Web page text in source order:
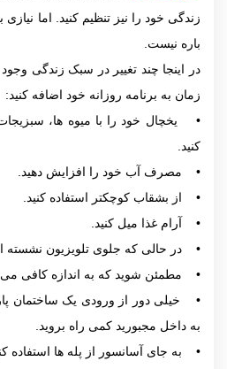
زندگی خود را نیز تنظیم کنید. اما
باره نیست.
در اینجا چند تغییر در سبک زندگی
زمان به برنامه روزانه خود اضافه کنید:
• یخچال خود را با میوه ها،
کنید.
• مصرف آب خود را افزایش دهید.
• از بشقاب کوچکتر استفاده کنید.
• آرام غذا میل کنید.
• در حالی که جلوی تلویزیون نشسته
• مطمئن شوید که به اندازه کافی می
• خیلی دور از ورودی یک ساختمان
به داخل مجبورید کمی راه بروید.
• به جای آسانسور از پله ها استفاده